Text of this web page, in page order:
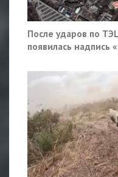
После ударов по
появилась надпись